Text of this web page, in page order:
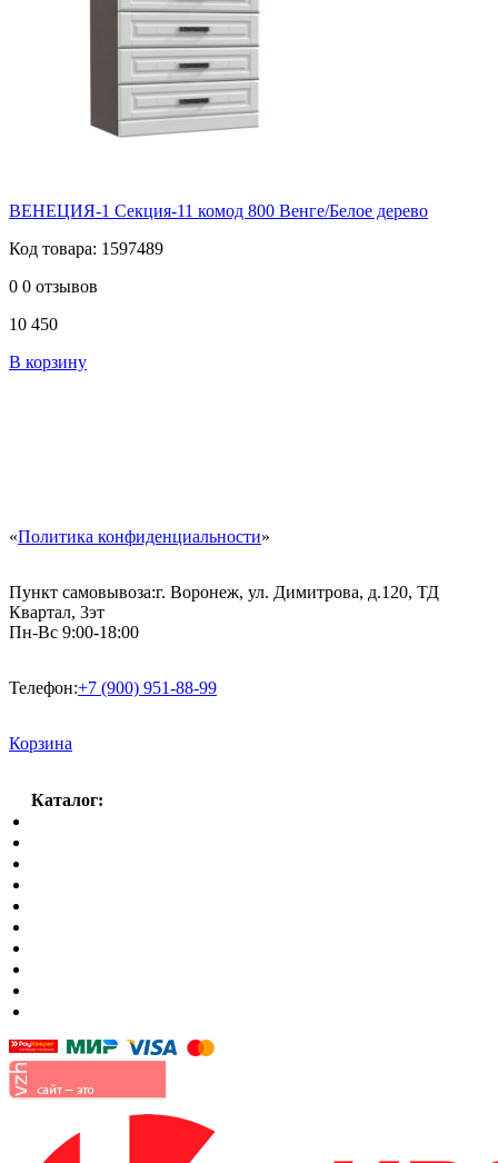
ВЕНЕЦИЯ-1 Секция-11 комод 800 Венге/Белое дерево
Код товара: 1597489
0 0 отзывов
10 450
В корзину
«Политика конфиденциальности»
Пункт самовывоза:г. Воронеж, ул. Димитрова, д.120, ТД
Квартал, 3эт
Пн-Вс 9:00-18:00
Телефон:+7 (900) 951-88-99
Корзина
Каталог: